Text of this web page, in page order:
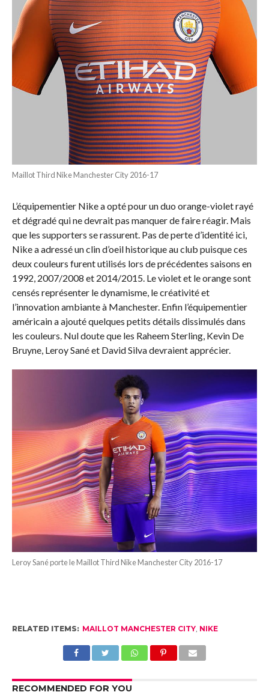
Maillot Third Nike Manchester City 2016-17
L’équipementier Nike a opté pour un duo orange-violet rayé
et dégradé qui ne devrait pas manquer de faire réagir. Mais
que les supporters se rassurent. Pas de perte d’identité ici,
Nike a adressé un clin d’oeil historique au club puisque ces
deux couleurs furent utilisés lors de précédentes saisons en
1992, 2007/2008 et 2014/2015. Le violet et le orange sont
censés représenter le dynamisme, le créativité et
l’innovation ambiante à Manchester. Enfin l’équipementier
américain a ajouté quelques petits détails dissimulés dans
les couleurs. Nul doute que les Raheem Sterling, Kevin De
Bruyne, Leroy Sané et David Silva devraient apprécier.
Leroy Sané porte le Maillot Third Nike Manchester City 2016-17
RELATED ITEMS: MAILLOT MANCHESTER CITY, NIKE
RECOMMENDED FOR YOU